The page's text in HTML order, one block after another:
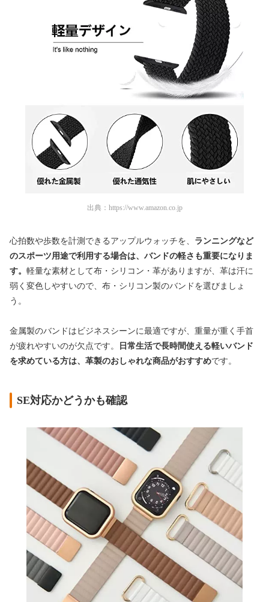
出典： https://www.amazon.co.jp
心拍数や歩数を計測できるアップルウォッチを、 ランニングなど
のスポーツ用途で利用する場合は、バンドの軽さも重要になりま
す。 軽量な素材として布・シリコン・革がありますが、革は汗に
弱く変色しやすいので、布・シリコン製のバンドを選びましょ
う。
金属製のバンドはビジネスシーンに最適ですが、重量が重く手首
が疲れやすいのが欠点です。
日常生活で長時間使える軽いバンド
を求めている方は、革製のおしゃれな商品がおすすめです。
SE対応かどうかも確認